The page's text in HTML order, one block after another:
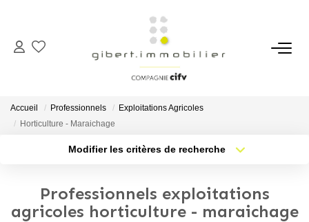
ACHETER
Maisons
Locaux Professionnels
Immeubles
Terrains
Accueil Professionnels
Exploitations Agricoles
Horticulture - Maraichage
Modifier les critères de recherche
Sélectionnez...
Type de bien
Nb pièces min.
Professionnels exploitations
agricoles horticulture - maraichage